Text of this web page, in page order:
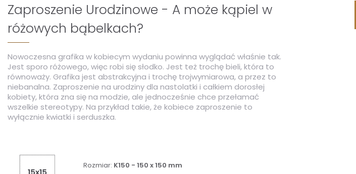
Rozmiar: K150 - 150 x 150 mm
Zaproszenie Urodzinowe - A może kąpiel w
różowych bąbelkach?
Nowoczesna grafika w kobiecym wydaniu powinna wyglądać właśnie tak.
Jest sporo różowego, więc robi się słodko. Jest też trochę bieli, która to
równoważy. Grafika jest abstrakcyjna i trochę trojwymiarowa, a przez to
niebanalna. Zaproszenie na urodziny dla nastolatki i całkiem dorosłej
kobiety, która zna się na modzie, ale jednocześnie chce przełamać
wszelkie stereotypy. Na przykład takie, że kobiece zaproszenie to
wyłącznie kwiatki i serduszka.